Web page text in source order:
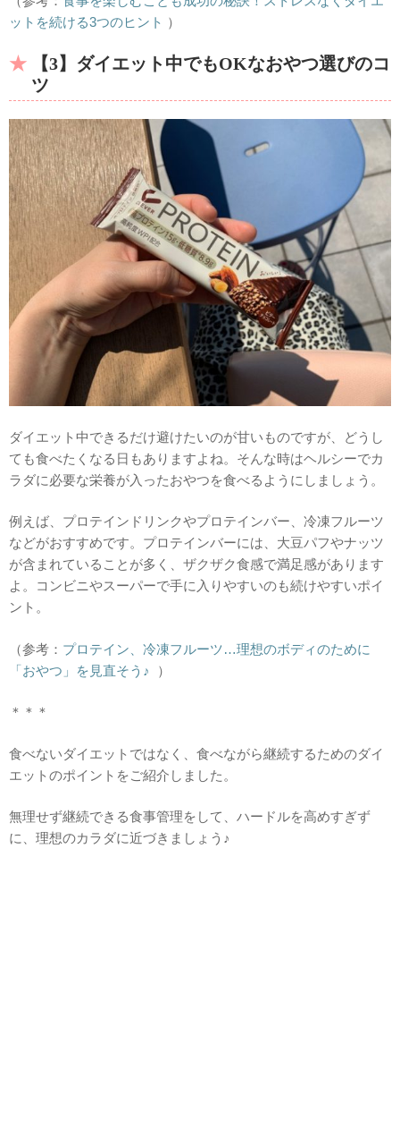
ットを続ける3つのヒント ）
【3】ダイエット中でもOKなおやつ選びのコ
ツ
ダイエット中できるだけ避けたいのが甘いものですが、どうし
ても食べたくなる日もありますよね。そんな時はヘルシーでカ
ラダに必要な栄養が入ったおやつを食べるようにしましょう。
例えば、プロテインドリンクやプロテインバー、冷凍フルーツ
などがおすすめです。プロテインバーには、大豆パフやナッツ
が含まれていることが多く、ザクザク食感で満足感があります
よ。コンビニやスーパーで手に入りやすいのも続けやすいポイ
ント。
（参考： プロテイン、冷凍フルーツ…理想のボディのために
「おやつ」を見直そう♪
）
＊＊＊
食べないダイエットではなく、食べながら継続するためのダイ
エットのポイントをご紹介しました。
無理せず継続できる食事管理をして、ハードルを高めすぎず
に、理想のカラダに近づきましょう♪